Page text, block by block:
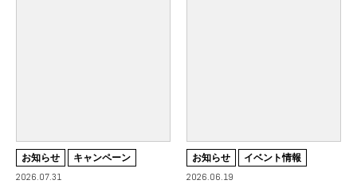
お知らせ キャンペーン
2026.07.31
お知らせ イベント情報
2026.06.19